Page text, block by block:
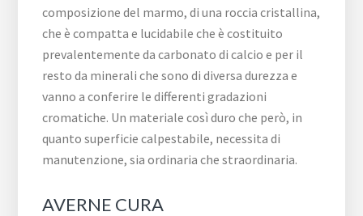
composizione del marmo, di una roccia cristallina,
che è compatta e lucidabile che è costituito
prevalentemente da carbonato di calcio e per il
resto da minerali che sono di diversa durezza e
vanno a conferire le differenti gradazioni
cromatiche. Un materiale così duro che però, in
quanto superficie calpestabile, necessita di
manutenzione, sia ordinaria che straordinaria.
AVERNE CURA